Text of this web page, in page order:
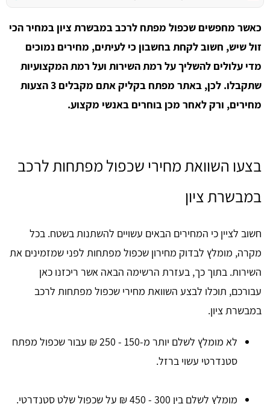
כאשר מחפשים שכפול מפתח לרכב במבשרת ציון במחיר הכי
זול שיש, חשוב לקחת בחשבון כי לעיתים, מחירים נמוכים
מדי עלולים להשליך על רמת השירות ועל רמת המקצועיות
שתקבלו. לכן, באתר מפתח בקליק אתם מקבלים 3 הצעות
מחירים, ורק לאחר מכן בוחרים באנשי מקצוע.
בצעו השוואת מחירי שכפול מפתחות לרכב
במבשרת ציון
חשוב לציין כי המחירים הבאים עשויים להשתנות בשטח. בכל
מקרה, מומלץ לבדוק מחירון שכפול מפתחות לפני שמזמינים את
השירות. בתוך כך, בעזרת הרשימה הבאה אשר ריכזנו כאן
עבורכם, תוכלו לבצע השוואת מחירי שכפול מפתחות לרכב
במבשרת ציון.
לא מומלץ לשלם יותר מ-150 - 250 ₪ עבור שכפול מפתח
סטנדרטי עשוי ברזל.
מומלץ לשלם בין 300 - 450 ₪ על שכפול שלט סטנדרטי.